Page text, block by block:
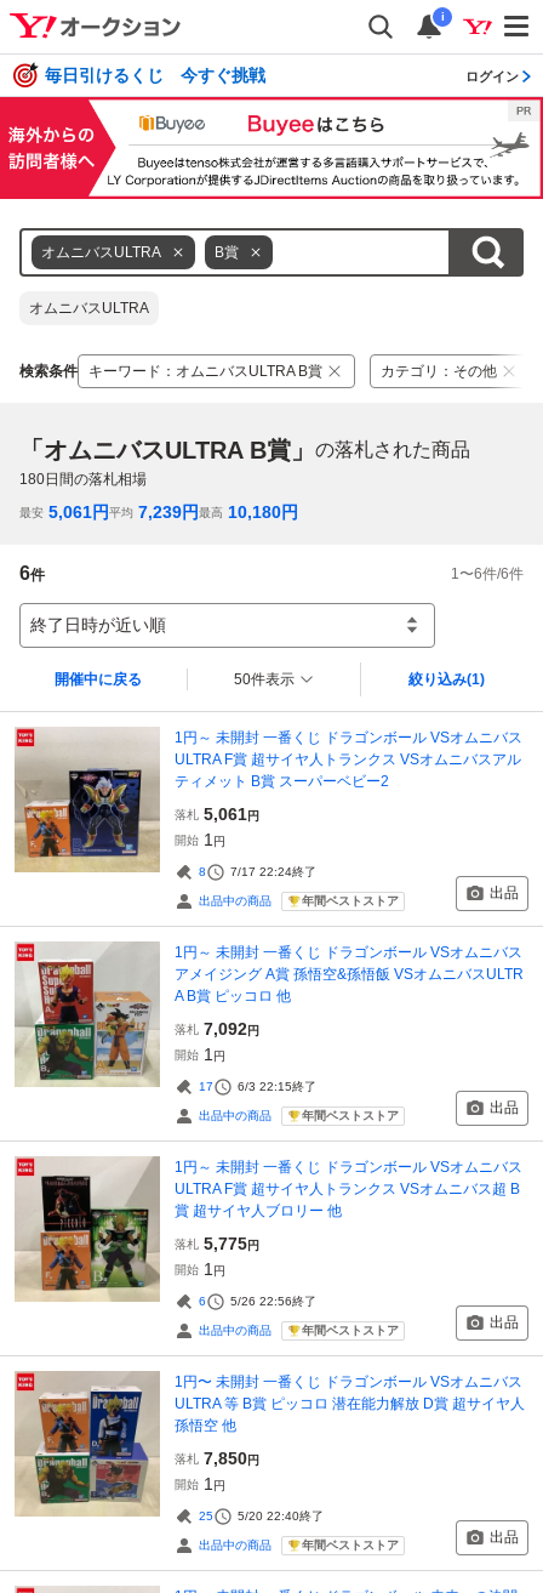
i
毎日引けるくじ 今すぐ挑戦 ログイン
オムニバスULTRA B賞
オムニバスULTRA
検索条件 キーワード ： オムニバスULTRA B賞 カテゴリ ： その他
「オムニバスULTRA B賞」 の落札された商品
180日間の落札相場
最安 5,061円平均 7,239円最高 10,180円
6件 1 〜6件/6件
終了日時が近い順
開催中に戻る 50件表示 絞り込み(1)
1円～ 未開封 一番くじ ドラゴンボール VSオムニバス
ULTRA F賞 超サイヤ人トランクス VSオムニバスアル
ティメット B賞 スーパーベビー2
落札 5,061円
開始 1 円
8 7/17 22:24終了
出品中の商品 年間ベストストア 出品
1円～ 未開封 一番くじ ドラゴンボール VSオムニバス
アメイジング A賞 孫悟空&孫悟飯 VSオムニバスULTR
A B賞 ピッコロ 他
落札 7,092円
開始 1 円
17 6/3 22:15終了
出品中の商品 年間ベストストア 出品
1円～ 未開封 一番くじ ドラゴンボール VSオムニバス
ULTRA F賞 超サイヤ人トランクス VSオムニバス超 B
賞 超サイヤ人ブロリー 他
落札 5,775円
開始 1 円
6 5/26 22:56終了
出品中の商品 年間ベストストア 出品
1円〜 未開封 一番くじ ドラゴンボール VSオムニバス
ULTRA 等 B賞 ピッコロ 潜在能力解放 D賞 超サイヤ人
孫悟空 他
落札 7,850円
開始 1 円
25 5/20 22:40終了
出品中の商品 年間ベストストア 出品